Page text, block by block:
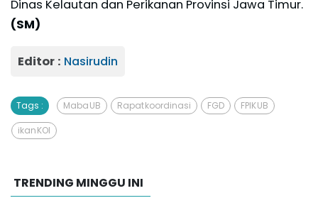
Dinas Kelautan dan Perikanan Provinsi Jawa Timur.
(SM)
Editor : Nasirudin
Tags : Maba UB Rapat koordinasi FGD FPIK UB
ikan KOI
TRENDING MINGGU INI